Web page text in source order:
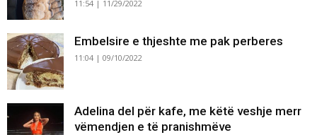
11:54 | 11/29/2022
Embelsire e thjeshte me pak perberes
11:04 | 09/10/2022
Adelina del për kafe, me këtë veshje merr
vëmendjen e të pranishmëve